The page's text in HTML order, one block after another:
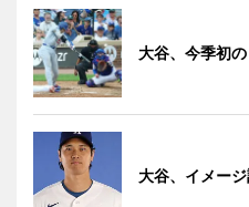
大谷、今季初
大谷、イメー